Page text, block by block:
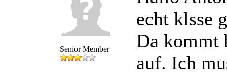
Senior Member
echt klsse
Da kommt
auf. Ich